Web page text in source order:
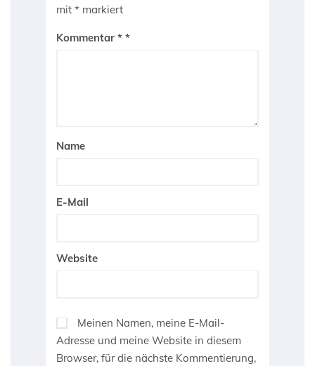
mit * markiert
Kommentar *
Name
E-Mail
Website
Meinen Namen, meine E-Mail-
Adresse und meine Website in diesem
Browser, für die nächste Kommentierung,